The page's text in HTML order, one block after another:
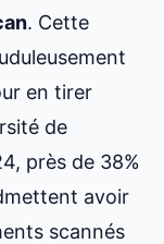
. Cette
en tirer
de
près de 38%
avoir
scannés